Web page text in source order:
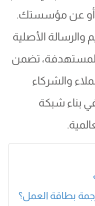
أو عن مؤسستك.
الأصلية
المستهدفة، تضمن
والشركاء
بناء شبكة
بطاقة العمل؟